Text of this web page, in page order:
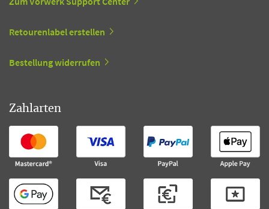
Retourenlabel erstellen
Bestellung widerrufen
Zahlarten